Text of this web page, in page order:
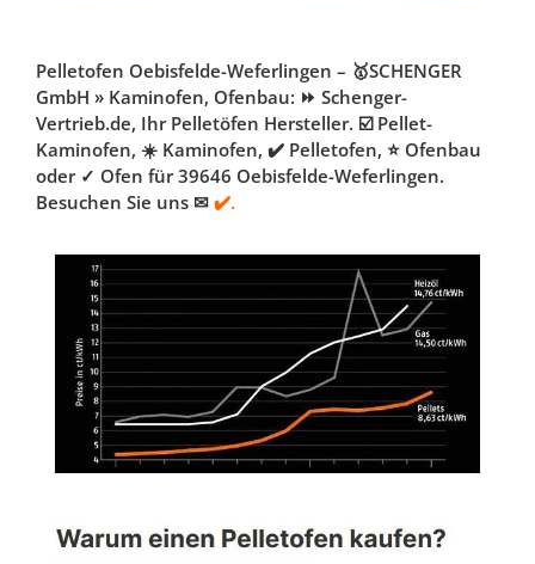
Pelletofen Oebisfelde-Weferlingen – 🥇SCHENGER
GmbH » Kaminofen, Ofenbau: ⏩ Schenger-
Vertrieb.de, Ihr Pelletöfen Hersteller. ☑️ Pellet-
Kaminofen, ☀️ Kaminofen, ✔️ Pelletofen, ⭐ Ofenbau
oder ✓ Ofen für 39646 Oebisfelde-Weferlingen.
Besuchen Sie uns ✉ ✔️.